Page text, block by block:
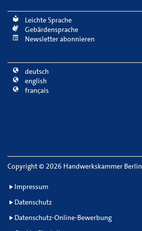
Leichte Sprache
Gebärdensprache
Newsletter abonnieren
deutsch
english
français
Copyright© 2026 Handwerkskammer Berlin
Impressum
Datenschutz
Datenschutz-Online-Bewerbung